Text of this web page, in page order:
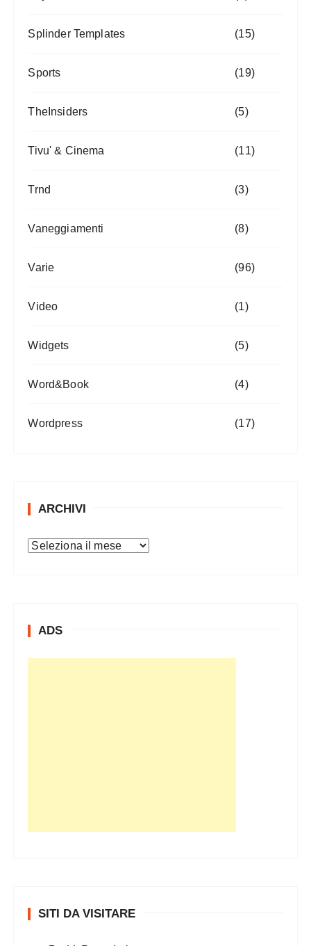
Splinder Templates (15)
Sports (19)
TheInsiders (5)
Tivu' & Cinema (11)
Trnd (3)
Vaneggiamenti (8)
Varie (96)
Video (1)
Widgets (5)
Word&Book (4)
Wordpress (17)
ARCHIVI
A
ADS
SITI DA VISITARE